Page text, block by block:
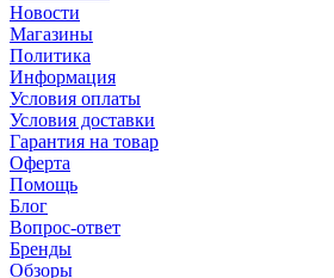
Новости
Магазины
Политика
Информация
Условия оплаты
Условия доставки
Гарантия на товар
Оферта
Помощь
Блог
Вопрос-ответ
Бренды
Обзоры